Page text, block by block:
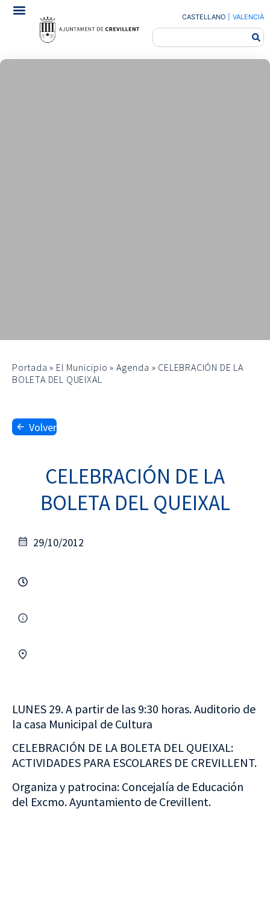
CASTELLANO VALENCIÀ
Portada » El Municipio »Agenda » CELEBRACIÓN DE LA
BOLETA DEL QUEIXAL
Volver
CELEBRACIÓN DE LA
BOLETA DEL QUEIXAL
29/10/2012
LUNES 29. A partir de las 9:30 horas. Auditorio de
la casa Municipal de Cultura
CELEBRACIÓN DE LA BOLETA DEL QUEIXAL:
ACTIVIDADES PARA ESCOLARES DE CREVILLENT.
Organiza y patrocina: Concejalía de Educación
del Excmo. Ayuntamiento de Crevillent.